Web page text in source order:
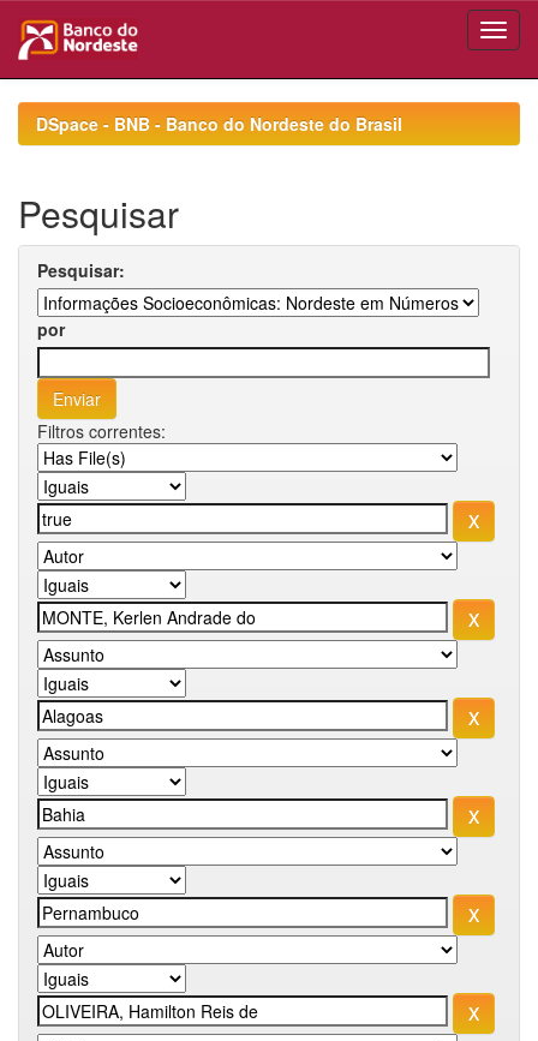
navigationDSpace - BNB - Banco do Nordeste do Brasil
Pesquisar
Pesquisar:
por
Filtros correntes: